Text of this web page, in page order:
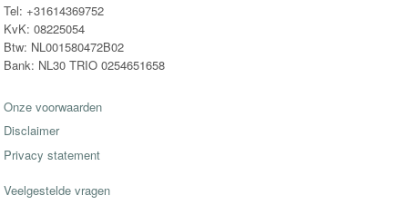
Tel: +31614369752
KvK: 08225054
Btw: NL001580472B02
Bank: NL30 TRIO 0254651658
Onze voorwaarden
Disclaimer
Privacy statement
Veelgestelde vragen